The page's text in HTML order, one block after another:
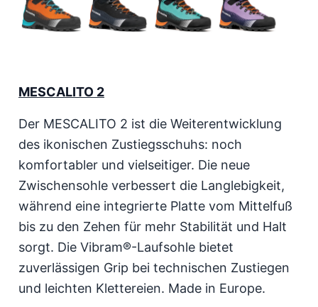
MESCALITO 2
Der MESCALITO 2 ist die Weiterentwicklung
des ikonischen Zustiegsschuhs: noch
komfortabler und vielseitiger. Die neue
Zwischensohle verbessert die Langlebigkeit,
während eine integrierte Platte vom Mittelfuß
bis zu den Zehen für mehr Stabilität und Halt
sorgt. Die Vibram®-Laufsohle bietet
zuverlässigen Grip bei technischen Zustiegen
und leichten Klettereien. Made in Europe.